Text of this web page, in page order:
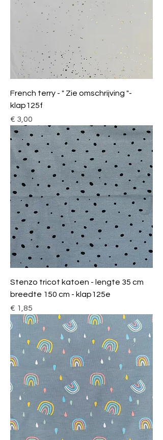
French terry - " Zie omschrijving "-
klap125f
Prijs
€ 3,00
Stenzo tricot katoen - lengte 35 cm
breedte 150 cm - klap125e
Prijs
€ 1,85